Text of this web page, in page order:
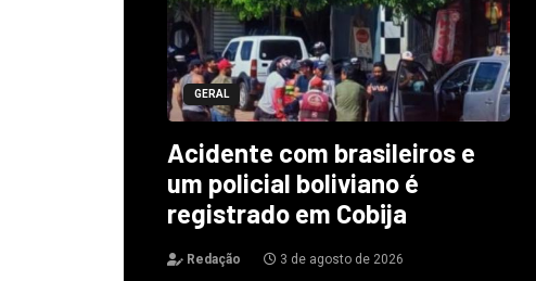
GERAL
Acidente com brasileiros e
um policial boliviano é
registrado em Cobija
Redação 3 de agosto de 2026